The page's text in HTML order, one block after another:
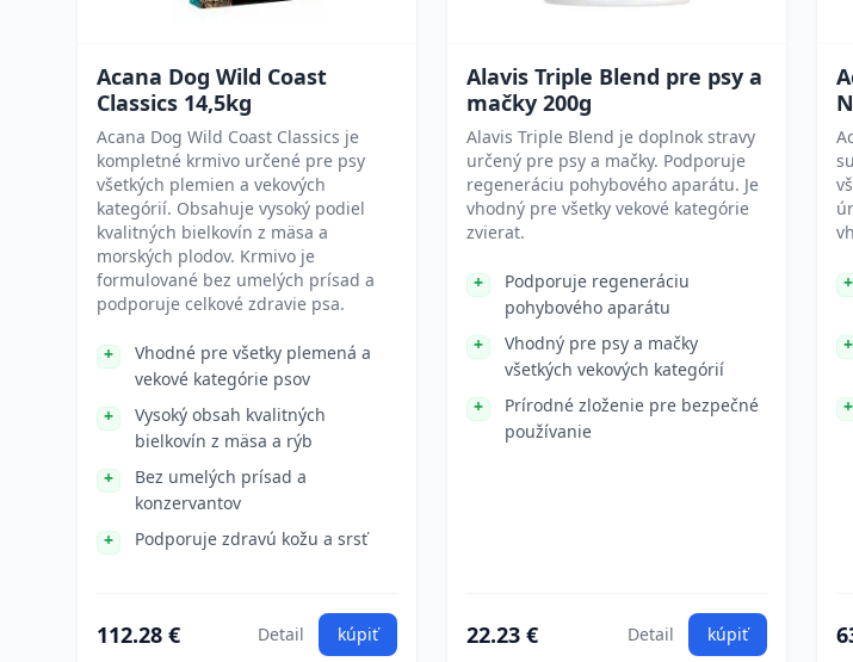
Acana Dog Wild Coast
Classics 14,5kg
Acana Dog Wild Coast Classics je
kompletné krmivo určené pre psy
všetkých plemien a vekových
kategórií. Obsahuje vysoký podiel
kvalitných bielkovín z mäsa a
morských plodov. Krmivo je
formulované bez umelých prísad a
podporuje celkové zdravie psa.
Vhodné pre všetky plemená a
vekové kategórie psov
Vysoký obsah kvalitných
bielkovín z mäsa a rýb
Bez umelých prísad a
konzervantov
Podporuje zdravú kožu a srsť
112.28 € Detail kúpiť
Alavis Triple Blend pre psy a
mačky 200g
Alavis Triple Blend je doplnok stravy
určený pre psy a mačky. Podporuje
regeneráciu pohybového aparátu. Je
vhodný pre všetky vekové kategórie
zvierat.
Podporuje regeneráciu
pohybového aparátu
Vhodný pre psy a mačky
všetkých vekových kategórií
Prírodné zloženie pre bezpečné
používanie
22.23 € Detail kúpiť